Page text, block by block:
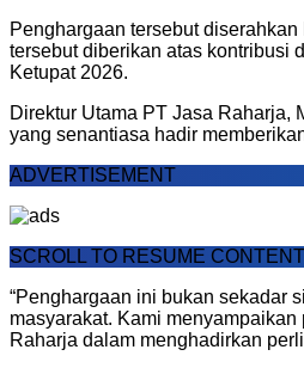
Penghargaan tersebut
tersebut diberikan atas kontribusi
Ketupat 2026.
Direktur Utama PT Jasa Raharja,
yang senantiasa hadir
ADVERTISEMENT
SCROLL TO RESUME CONTENT
“Penghargaan ini bukan sekadar
masyarakat. Kami
Raharja dalam menghadirkan